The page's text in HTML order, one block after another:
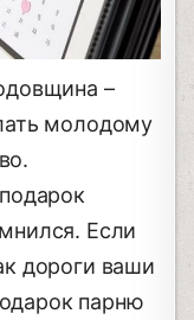
–
молодому
Если
дороги ваши
парню